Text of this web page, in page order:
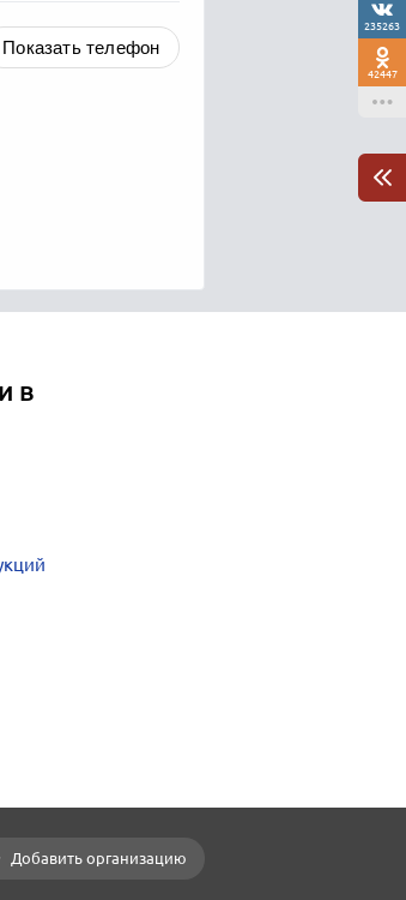
Показать телефон
в
235263
42447
Добавить организацию